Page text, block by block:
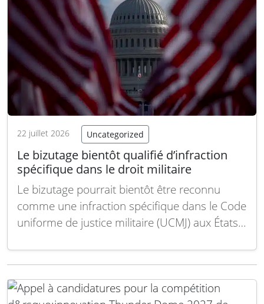
22 juillet 2026 Uncategorized
Le bizutage bientôt qualifié d’infraction
spécifique dans le droit militaire
Le bizutage pourrait bientôt être reconnu
comme une infraction spécifique dans le Code
uniforme de justice militaire (UCMJ) aux États-
projet de loi de financement de la défense
obligerait le secrétaire à la Défense et le